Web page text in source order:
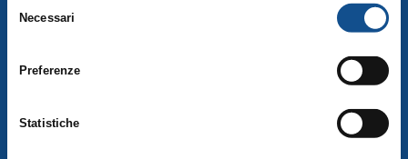
consenso, in qualsiasi momento, cliccando su Accetta i
selezionati. Puoi acconsentire all’utilizzo di tali tecnologie
informativa e/o utilizzando il tasto “Rifiuta i cookie non tecnici”,
verranno installati solamente i cookie tecnici. Per quanto
riguarda ulteriori informazioni previste dall’art. 13 del
delNecessari
Preferenze
Statistiche
Fruit and Vegetable Market